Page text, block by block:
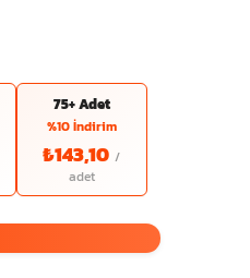
75+ Adet
%10 İndirim
₺143,10